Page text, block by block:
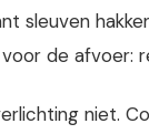
sleuven
de afvoer:
niet.